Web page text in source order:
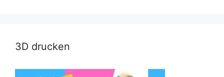
3D drucken